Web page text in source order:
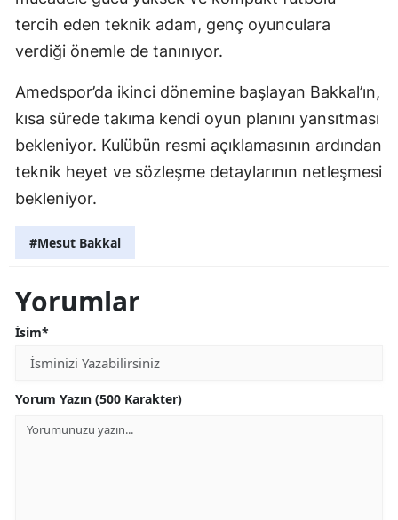
tercih eden teknik adam, genç oyunculara
verdiği önemle de tanınıyor.
Amedspor’da ikinci dönemine başlayan Bakkal’ın,
kısa sürede takıma kendi oyun planını yansıtması
bekleniyor. Kulübün resmi açıklamasının ardından
teknik heyet ve sözleşme detaylarının netleşmesi
bekleniyor.
#Mesut Bakkal
Yorumlar
İsim*
Yorum Yazın (500 Karakter)